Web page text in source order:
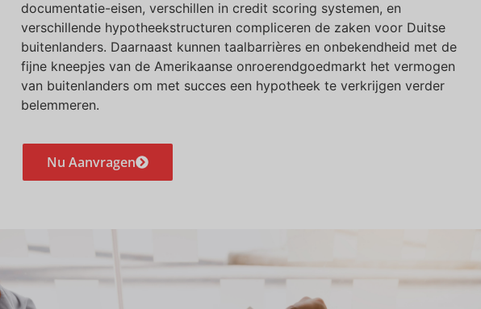
documentatie-eisen, verschillen in credit scoring systemen, en
verschillende hypotheekstructuren compliceren de zaken voor Duitse
buitenlanders. Daarnaast kunnen taalbarrières en onbekendheid met de
fijne kneepjes van de Amerikaanse onroerendgoedmarkt het vermogen
van buitenlanders om met succes een hypotheek te verkrijgen verder
belemmeren.
Nu Aanvragen